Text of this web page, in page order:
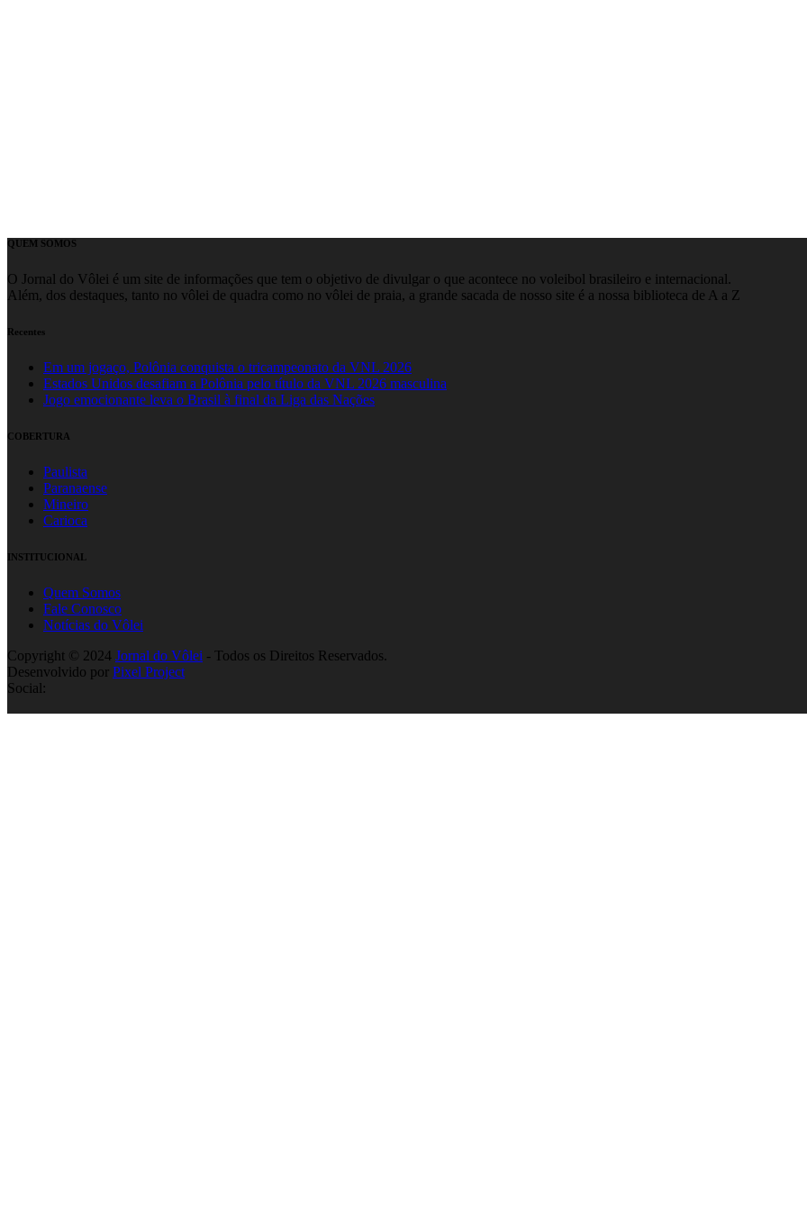
QUEM SOMOS
O Jornal do Vôlei é um site de informações que tem o objetivo de divulgar o que acontece no voleibol brasileiro e internacional.
Além, dos destaques, tanto no vôlei de quadra como no vôlei de praia, a grande sacada de nosso site é a nossa biblioteca de A a Z
Recentes
Em um jogaço, Polônia conquista o tricampeonato da VNL 2026
Estados Unidos desafiam a Polônia pelo título da VNL 2026 masculina
Jogo emocionante leva o Brasil à final da Liga das Nações
COBERTURA
Paulista
Paranaense
Mineiro
Carioca
INSTITUCIONAL
Quem Somos
Fale Conosco
Notícias do Vôlei
Copyright © 2024 Jornal do Vôlei - Todos os Direitos Reservados.
Desenvolvido por Pixel Project
Social: